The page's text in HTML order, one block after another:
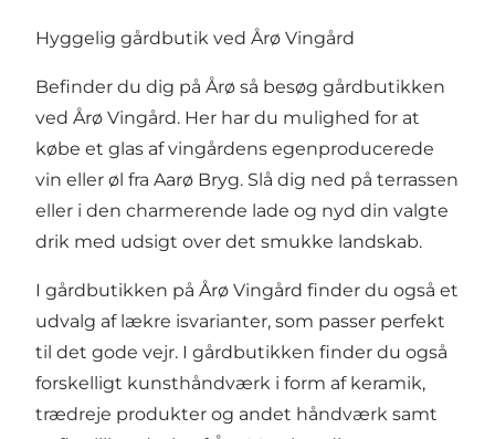
Hyggelig gårdbutik ved Årø Vingård
Befinder du dig på Årø så besøg gårdbutikken
ved Årø Vingård. Her har du mulighed for at
købe et glas af vingårdens egenproducerede
vin eller øl fra Aarø Bryg. Slå dig ned på terrassen
eller i den charmerende lade og nyd din valgte
drik med udsigt over det smukke landskab.
I gårdbutikken på Årø Vingård finder du også et
udvalg af lækre isvarianter, som passer perfekt
til det gode vejr. I gårdbutikken finder du også
forskelligt kunsthåndværk i form af keramik,
trædreje produkter og andet håndværk samt